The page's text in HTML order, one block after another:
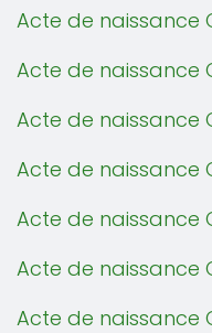
Acte de naissance
Acte de naissance
Acte de naissance
Acte de naissance
Acte de naissance
Acte de naissance
Acte de naissance